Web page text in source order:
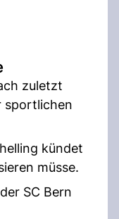
zuletzt
sportlichen
kündet
müsse.
SC Bern